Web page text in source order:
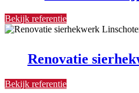
Bekijk referentie
Renovatie
Bekijk referentie